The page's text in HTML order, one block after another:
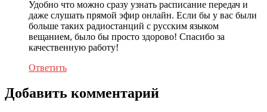
Удобно что можно сразу узнать расписание передач и
даже слушать прямой эфир онлайн. Если бы у вас были
больше таких радиостанций с русским языком
вещанием, было бы просто здорово! Спасибо за
качественную работу!
Ответить
Добавить комментарий